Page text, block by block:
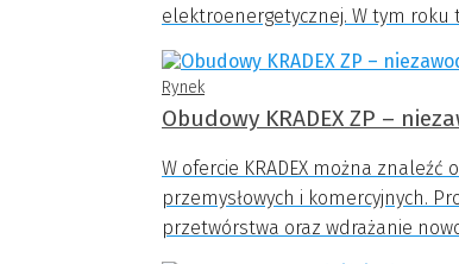
elektroenergetycznej. W tym roku
Rynek
Obudowy KRADEX ZP –
W ofercie KRADEX można
przemysłowych i komercyjnych.
przetwórstwa oraz wdrażanie